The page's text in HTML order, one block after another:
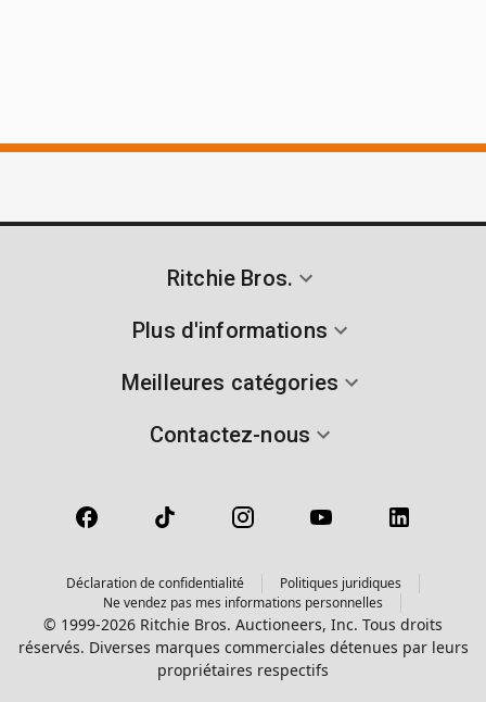
Ritchie Bros.
Plus d'informations
Meilleures catégories
Contactez-nous
Déclaration de confidentialité
Politiques juridiques
Ne vendez pas mes informations personnelles
© 1999-2026 Ritchie Bros. Auctioneers, Inc. Tous droits
réservés. Diverses marques commerciales détenues par leurs
propriétaires respectifs